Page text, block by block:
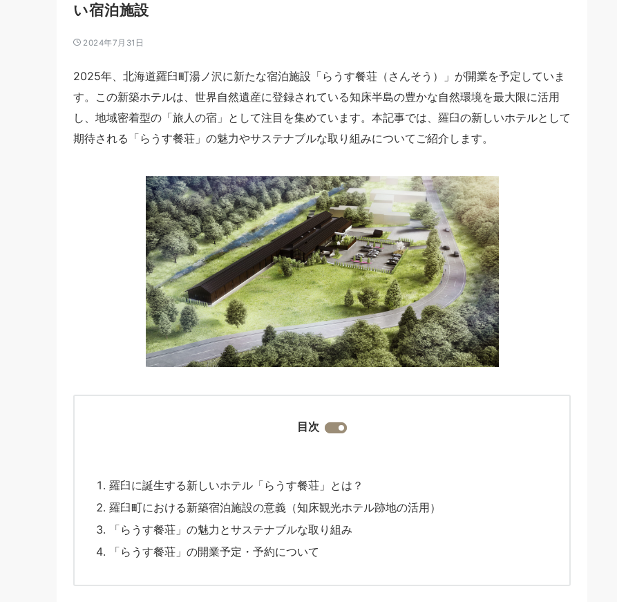
い宿泊施設
2024年7月31日
2025年、北海道羅臼町湯ノ沢に新たな宿泊施設「らうす餐荘（さんそう）」が開業を予定していま
す。この新築ホテルは、世界自然遺産に登録されている知床半島の豊かな自然環境を最大限に活用
し、地域密着型の「旅人の宿」として注目を集めています。本記事では、羅臼の新しいホテルとして
期待される「らうす餐荘」の魅力やサステナブルな取り組みについてご紹介します。
目次
羅臼に誕生する新しいホテル「らうす餐荘」とは？
羅臼町における新築宿泊施設の意義（知床観光ホテル跡地の活用）
「らうす餐荘」の魅力とサステナブルな取り組み
「らうす餐荘」の開業予定・予約について